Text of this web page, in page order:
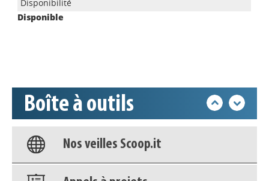
Disponible
Boîte à outils
Base documentaire
Nos veilles Scoop.it